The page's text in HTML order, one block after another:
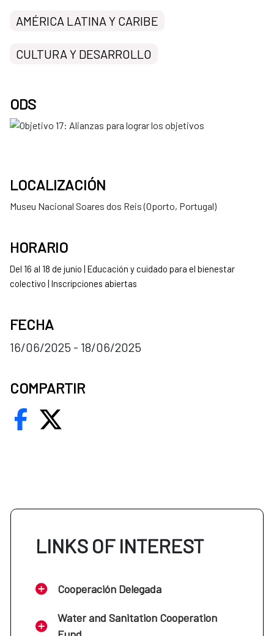
AMÉRICA LATINA Y CARIBE
CULTURA Y DESARROLLO
ODS
LOCALIZACIÓN
Museu Nacional Soares dos Reis (Oporto, Portugal)
HORARIO
Del 16 al 18 de junio | Educación y cuidado para el bienestar
colectivo | Inscripciones abiertas
FECHA
16/06/2025 - 18/06/2025
COMPARTIR
LINKS OF INTEREST
Cooperación Delegada
Water and Sanitation Cooperation